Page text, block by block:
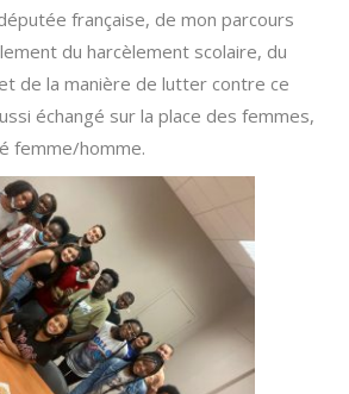
française, de mon parcours
du harcèlement scolaire, du
de la manière de lutter contre ce
échangé sur la place des femmes,
femme/homme.